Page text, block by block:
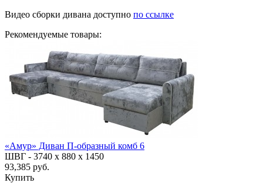
Видео сборки дивана доступно по ссылке
Рекомендуемые товары:
«Амур» Диван П-образный комб 6
ШВГ - 3740 х 880 х 1450
93,385 руб.
Купить